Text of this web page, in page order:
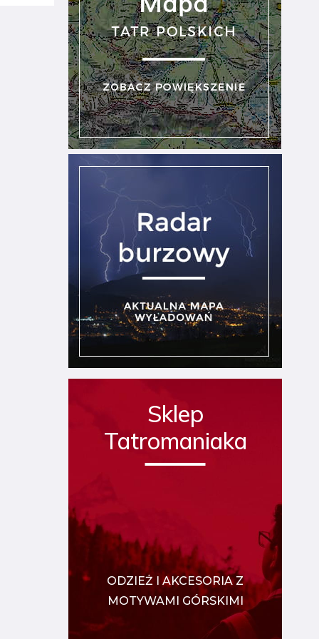
Sklep
Tatromaniaka
ODZIEŻ I AKCESORIA Z
MOTYWAMI GÓRSKIMI